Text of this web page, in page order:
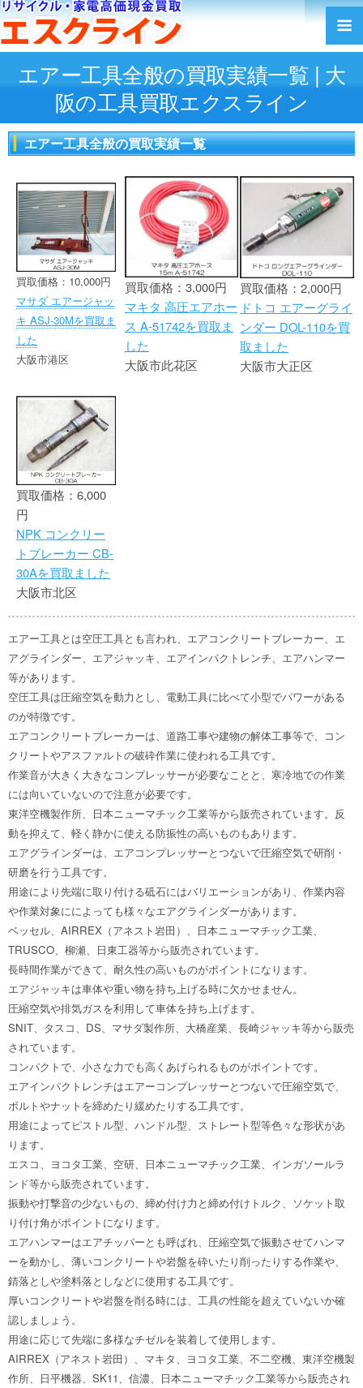
エアー工具全般の買取実績一覧 | 大
阪の工具買取エクスライン
エアー工具全般の買取実績一覧
買取価格：10,000円
マサダ エアージャッ
キ ASJ-30Mを買取ま
した
大阪市港区
買取価格：3,000円
マキタ 高圧エアホー
ス A-51742を買取ま
した
大阪市此花区
買取価格：2,000円
ドトコ エアーグライ
ンダー DOL-110を買
取ました
大阪市大正区
買取価格：6,000
円
NPK コンクリー
トブレーカー CB-
30Aを買取ました
大阪市北区
エアー工具とは空圧工具とも言われ、エアコンクリートブレーカー、エ
アグラインダー、エアジャッキ、エアインパクトレンチ、エアハンマー
等があります。
空圧工具は圧縮空気を動力とし、電動工具に比べて小型でパワーがある
のが特徴です。
エアコンクリートブレーカーは、道路工事や建物の解体工事等で、コン
クリートやアスファルトの破砕作業に使われる工具です。
作業音が大きく大きなコンプレッサーが必要なことと、寒冷地での作業
には向いていないので注意が必要です。
東洋空機製作所、日本ニューマチック工業等から販売されています。反
動を抑えて、軽く静かに使える防振性の高いものもあります。
エアグラインダーは、エアコンプレッサーとつないで圧縮空気で研削・
研磨を行う工具です。
用途により先端に取り付ける砥石にはバリエーションがあり、作業内容
や作業対象にによっても様々なエアグラインダーがあります。
ベッセル、AIRREX（アネスト岩田）、日本ニューマチック工業、
TRUSCO、柳瀬、日東工器等から販売されています。
長時間作業ができて、耐久性の高いものがポイントになります。
エアジャッキは車体や重い物を持ち上げる時に欠かせません。
圧縮空気や排気ガスを利用して車体を持ち上げます。
SNIT、タスコ、DS、マサダ製作所、大橋産業、長崎ジャッキ等から販売
されています。
コンパクトで、小さな力でも高くあげられるものがポイントです。
エアインパクトレンチはエアーコンプレッサーとつないで圧縮空気で、
ボルトやナットを締めたり緩めたりする工具です。
用途によってピストル型、ハンドル型、ストレート型等色々な形状があ
ります。
エスコ、ヨコタ工業、空研、日本ニューマチック工業、インガソールラ
ンド等から販売されています。
振動や打撃音の少ないもの、締め付け力と締め付けトルク、ソケット取
り付け角がポイントになります。
エアハンマーはエアチッパーとも呼ばれ、圧縮空気で振動させてハンマ
ーを動かし、薄いコンクリートや岩盤を砕いたり削ったりする作業や、
錆落としや塗料落としなどに使用する工具です。
厚いコンクリートや岩盤を削る時には、工具の性能を超えていないか確
認しましょう。
用途に応じて先端に多様なチゼルを装着して使用します。
AIRREX（アネスト岩田）、マキタ、ヨコタ工業、不二空機、東洋空機製
作所、日平機器、SK11、信濃、日本ニューマチック工業等から販売され